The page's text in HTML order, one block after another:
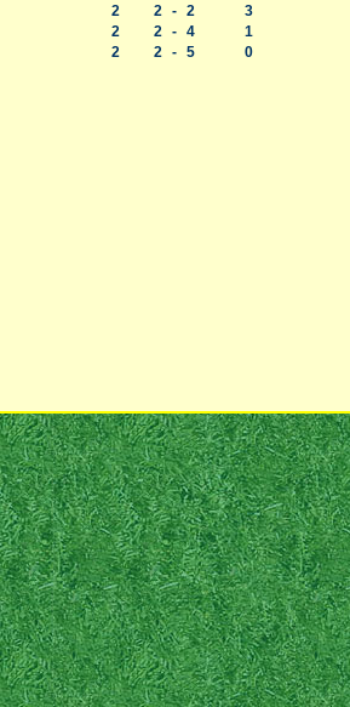
2 2 - 2
3
2 2 - 4
1
2 2 - 5 0